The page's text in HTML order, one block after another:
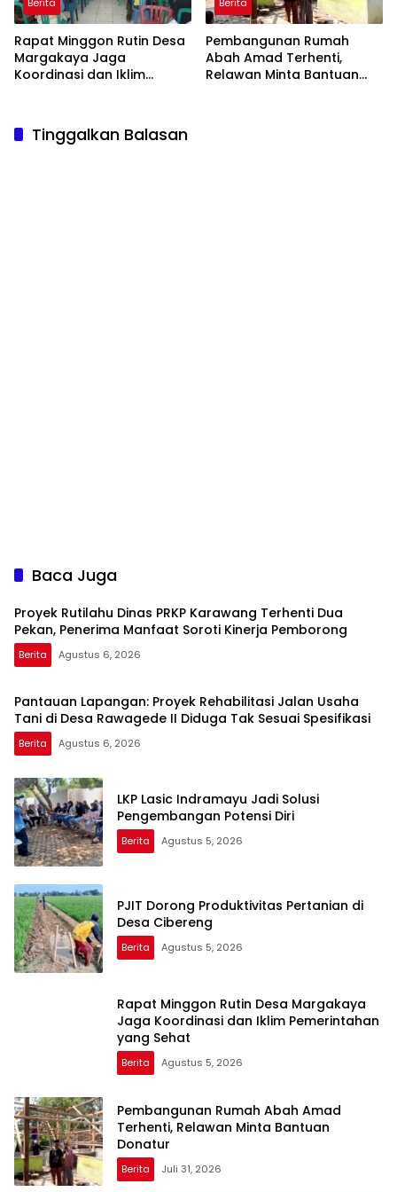
Berita
Rapat Minggon Rutin Desa
Margakaya Jaga
Koordinasi dan Iklim
Berita
Pembangunan Rumah
Abah Amad Terhenti,
Relawan Minta Bantuan
Tinggalkan Balasan
Baca Juga
Proyek Rutilahu Dinas PRKP Karawang Terhenti Dua
Pekan, Penerima Manfaat Soroti Kinerja Pemborong
Berita Agustus 6, 2026
Pantauan Lapangan: Proyek Rehabilitasi Jalan Usaha
Tani di Desa Rawagede II Diduga Tak Sesuai Spesifikasi
Berita Agustus 6, 2026
LKP Lasic Indramayu Jadi Solusi
Pengembangan Potensi Diri
Berita Agustus 5, 2026
PJIT Dorong Produktivitas Pertanian di
Desa Cibereng
Berita Agustus 5, 2026
Rapat Minggon Rutin Desa Margakaya
Jaga Koordinasi dan Iklim Pemerintahan
yang Sehat
Berita Agustus 5, 2026
Pembangunan Rumah Abah Amad
Terhenti, Relawan Minta Bantuan
Donatur
Berita Juli 31, 2026